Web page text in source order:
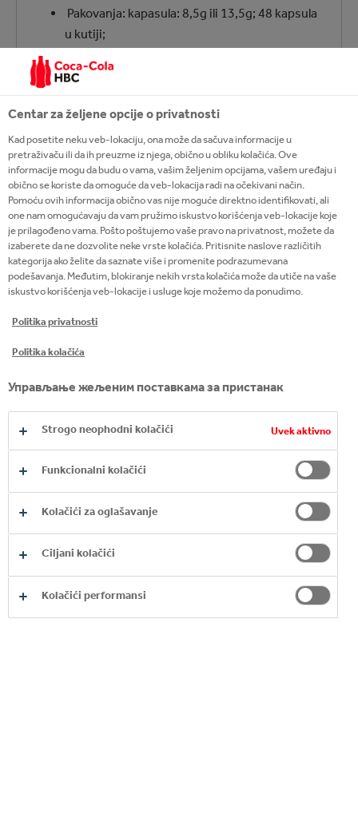
Pakovanja: kapasula: 8,5g ili 13,5g; 48 kapsula
u kutiji;
ISTRAŽITE NAŠE
BRENDOVE KAFA
Centar za željene opcije o privatnosti
Kad posetite neku veb-lokaciju, ona može da sačuva informacije u
pretraživaču ili da ih preuzme iz njega, obično u obliku kolačića. Ove
informacije mogu da budu o vama, vašim željenim opcijama, vašem uređaju i
obično se koriste da omoguće da veb-lokacija radi na očekivani način.
Pomoću ovih informacija obično vas nije moguće direktno identifikovati, ali
one nam omogućavaju da vam pružimo iskustvo korišćenja veb-lokacije koje
je prilagođeno vama. Pošto poštujemo vaše pravo na privatnost, možete da
izaberete da ne dozvolite neke vrste kolačića. Pritisnite naslove različitih
kategorija ako želite da saznate više i promenite podrazumevana
podešavanja. Međutim, blokiranje nekih vrsta kolačića može da utiče na vaše
iskustvo korišćenja veb-lokacije i usluge koje možemo da ponudimo.
Politika privatnosti
Politika kolačića
Управљање жељеним поставкама за пристанак
Strogo neophodni kolačići Uvek aktivno
Funkcionalni kolačići
Kolačići za oglašavanje
Ciljani kolačići
Kolačići performansi